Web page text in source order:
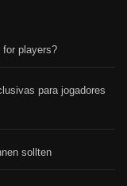
players?
para jogadores
sollten